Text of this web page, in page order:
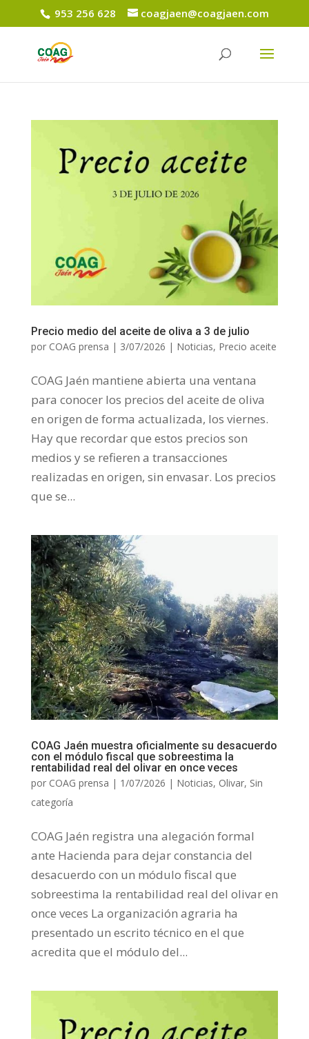
953 256 628 coagjaen@coagjaen.com
Precio medio del aceite de oliva a 3 de julio
por COAG prensa | 3/07/2026 | Noticias, Precio aceite
COAG Jaén mantiene abierta una ventana
para conocer los precios del aceite de oliva
en origen de forma actualizada, los viernes.
Hay que recordar que estos precios son
medios y se refieren a transacciones
realizadas en origen, sin envasar. Los precios
que se...
COAG Jaén muestra oficialmente su desacuerdo
con el módulo fiscal que sobreestima la
rentabilidad real del olivar en once veces
por COAG prensa | 1/07/2026 | Noticias, Olivar, Sin
categoría
COAG Jaén registra una alegación formal
ante Hacienda para dejar constancia del
desacuerdo con un módulo fiscal que
sobreestima la rentabilidad real del olivar en
once veces La organización agraria ha
presentado un escrito técnico en el que
acredita que el módulo del...